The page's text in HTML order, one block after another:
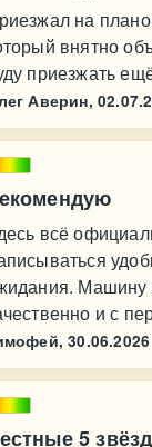
на
внятно
приезжать
Аверин,
всё
Машину
и с
30.06.2026
5 звёзд